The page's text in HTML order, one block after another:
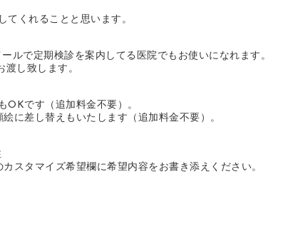
てくれることと思います。
ルで定期検診を案内してる医院でもお使いになれます。
し致します。
OKです（追加料金不要）。
に差し替えもいたします（追加料金不要）。
スタマイズ希望欄に希望内容をお書き添えください。